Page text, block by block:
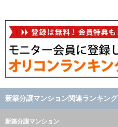
新築分譲マンション関連ランキング
新築分譲マンション